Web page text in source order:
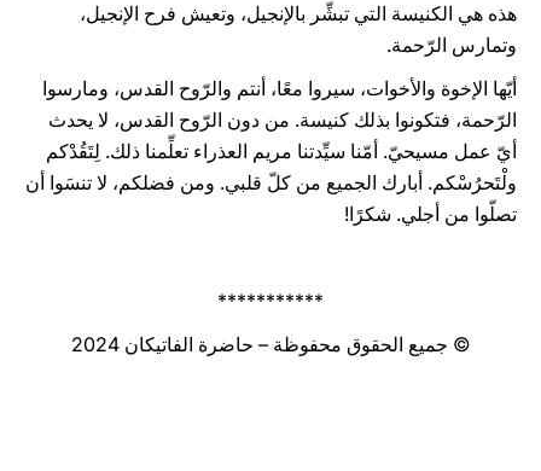
هذه هي الكنيسة التي تبشِّر بالإنجيل، وتعيش فرح الإنجيل،
وتمارس الرّحمة.
أيّها الإخوة والأخوات، سيروا معًا، أنتم والرّوح القدس، ومارسوا
الرّحمة، فتكونوا بذلك كنيسة. من دون الرّوح القدس، لا يحدث
أيّ عمل مسيحيّ. أمّنا سيِّدتنا مريم العذراء تعلِّمنا ذلك. لِتَقُدْكم
ولْتَحرُسْكم. أبارك الجميع من كلّ قلبي. ومن فضلكم، لا تنسَوا أن
تصلّوا من أجلي. شكرًا!
***********
© جميع الحقوق محفوظة – حاضرة الفاتيكان 2024